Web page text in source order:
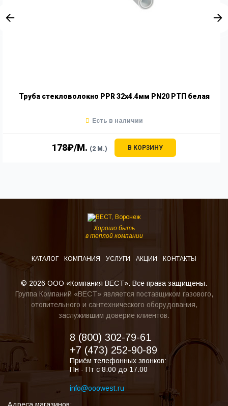
Труба стекловолокно PPR 32х4.4мм PN20 РТП белая
178₽/М. (2 М.) В КОРЗИНУ
Есть в наличии
Хорошо быть
в теплой компании
КАТАЛОГ КОМПАНИЯ УСЛУГИ АКЦИИ КОНТАКТЫ
© 2026 ООО «Компания ВЕСТ». Все права защищены.
Группа Компаний «ВЕСТ» является поставщиком газового,
отопительного и сантехнического оборудования,
заслужившим доверие клиентов.
8 (800) 302-79-61
+7 (473) 252-90-89
Приём телефонных звонков:
Пн - Пт с 8.00 до 17.00
info@ooowest.ru